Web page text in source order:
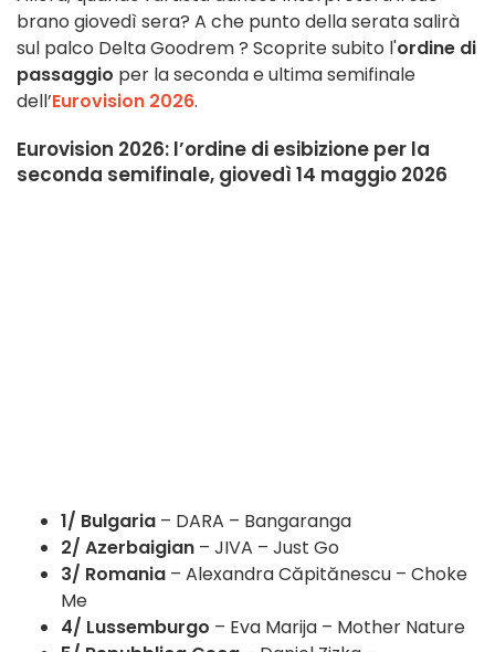
brano giovedì sera? A che punto della serata salirà
sul palco Delta Goodrem? Scoprite subito l'ordine di
passaggio per la seconda e ultima semifinale
dell’Eurovision 2026.
Eurovision 2026: l’ordine di esibizione per la
seconda semifinale, giovedì 14 maggio 2026
1/ Bulgaria – DARA – Bangaranga
2/ Azerbaigian – JIVA – Just Go
3/ Romania – Alexandra Căpitănescu – Choke
Me
4/ Lussemburgo – Eva Marija – Mother Nature